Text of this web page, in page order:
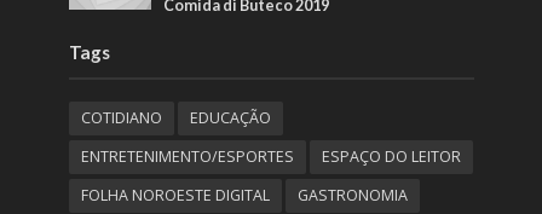
Comida di Buteco 2019
Tags
COTIDIANO
EDUCAÇÃO
ENTRETENIMENTO/ESPORTES
ESPAÇO DO LEITOR
FOLHA NOROESTE DIGITAL
GASTRONOMIA